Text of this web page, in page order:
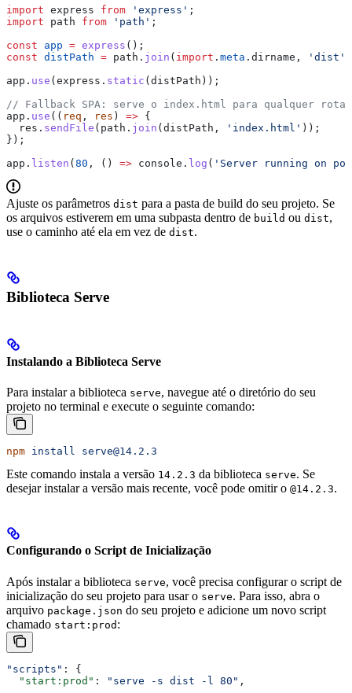
import express from 'express' ;
import path from 'path' ;
const app = express ();
const distPath = path . join ( import . meta . dirname , 'dist'
app . use ( express . static ( distPath ));
// Fallback SPA: serve o index.html para qualquer rota
app . use (( req , res ) => {
  res
. sendFile ( path . join ( distPath , 'index.html' ));
});
app . listen ( 80 , () => console . log ( 'Server running on
Ajuste os parâmetros dist para a pasta de build do seu projeto. Se
os arquivos estiverem em uma subpasta dentro de build ou dist,
use o caminho até ela em vez de dist.
Biblioteca Serve
Instalando a Biblioteca Serve
Para instalar a biblioteca serve, navegue até o diretório do seu
projeto no terminal e execute o seguinte comando:
npm install serve@14.2.3
Este comando instala a versão 14.2.3 da biblioteca serve. Se
desejar instalar a versão mais recente, você pode omitir o @14.2.3.
Configurando o Script de Inicialização
Após instalar a biblioteca serve, você precisa configurar o script de
inicialização do seu projeto para usar o serve. Para isso, abra o
arquivo package.json do seu projeto e adicione um novo script
chamado start:prod :
"scripts" : {
  "start:prod"
: "serve -s dist -l 80" ,